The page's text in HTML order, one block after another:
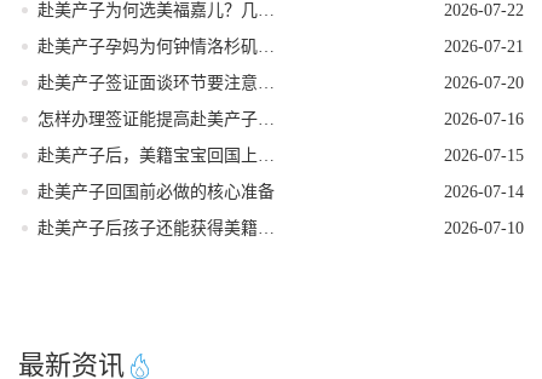
赴美产子为何选美福嘉儿？几个高认可度告诉你答案！
2026-07-22
赴美产子孕妈为何钟情洛杉矶？核心优势一目了然！
2026-07-21
赴美产子签证面谈环节要注意什么
2026-07-20
怎样办理签证能提高赴美产子过签率
2026-07-16
赴美产子后，美籍宝宝回国上学的隐藏优势
2026-07-15
赴美产子回国前必做的核心准备
2026-07-14
赴美产子后孩子还能获得美籍身份吗
2026-07-10
最新资讯